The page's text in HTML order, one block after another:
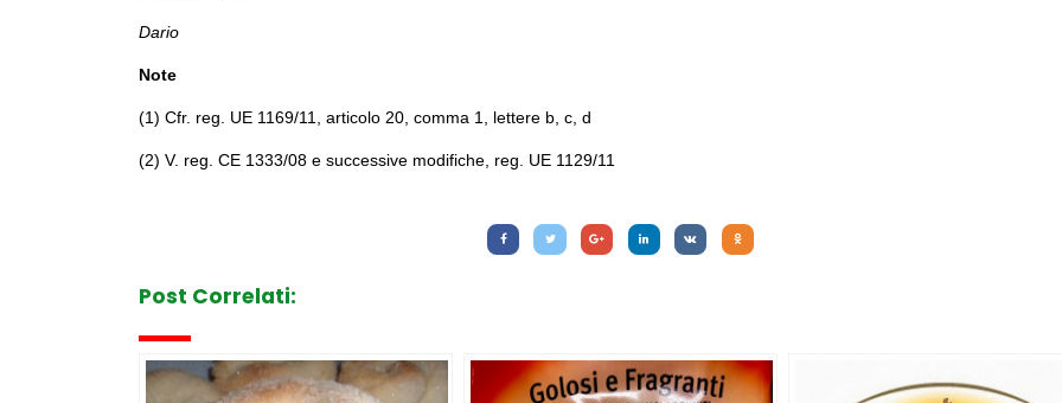
Dario
Note
(1) Cfr. reg. UE 1169/11, articolo 20, comma 1, lettere b, c, d
(2) V. reg. CE 1333/08 e successive modifiche, reg. UE 1129/11
Post Correlati: